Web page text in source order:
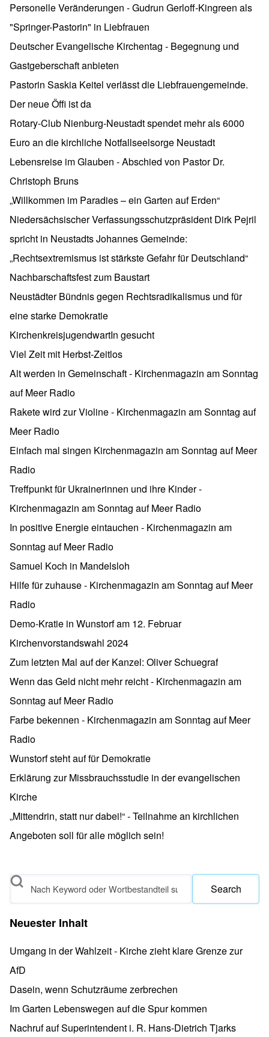
Personelle Veränderungen - Gudrun Gerloff-Kingreen als
"Springer-Pastorin" in Liebfrauen
Deutscher Evangelische Kirchentag - Begegnung und
Gastgeberschaft anbieten
Pastorin Saskia Keitel verlässt die Liebfrauengemeinde.
Der neue Öffi ist da
Rotary-Club Nienburg-Neustadt spendet mehr als 6000
Euro an die kirchliche Notfallseelsorge Neustadt
Lebensreise im Glauben - Abschied von Pastor Dr.
Christoph Bruns
„Willkommen im Paradies – ein Garten auf Erden“
Niedersächsischer Verfassungsschutzpräsident Dirk Pejril
spricht in Neustadts Johannes Gemeinde:
„Rechtsextremismus ist stärkste Gefahr für Deutschland“
Nachbarschaftsfest zum Baustart
Neustädter Bündnis gegen Rechtsradikalismus und für
eine starke Demokratie
KirchenkreisjugendwartIn gesucht
Viel Zeit mit Herbst-Zeitlos
Alt werden in Gemeinschaft - Kirchenmagazin am Sonntag
auf Meer Radio
Rakete wird zur Violine - Kirchenmagazin am Sonntag auf
Meer Radio
Einfach mal singen Kirchenmagazin am Sonntag auf Meer
Radio
Treffpunkt für Ukrainerinnen und ihre Kinder -
Kirchenmagazin am Sonntag auf Meer Radio
In positive Energie eintauchen - Kirchenmagazin am
Sonntag auf Meer Radio
Samuel Koch in Mandelsloh
Hilfe für zuhause - Kirchenmagazin am Sonntag auf Meer
Radio
Demo-Kratie in Wunstorf am 12. Februar
Kirchenvorstandswahl 2024
Zum letzten Mal auf der Kanzel: Oliver Schuegraf
Wenn das Geld nicht mehr reicht - Kirchenmagazin am
Sonntag auf Meer Radio
Farbe bekennen - Kirchenmagazin am Sonntag auf Meer
Radio
Wunstorf steht auf für Demokratie
Erklärung zur Missbrauchsstudie in der evangelischen
Kirche
„Mittendrin, statt nur dabei!“ - Teilnahme an kirchlichen
Angeboten soll für alle möglich sein!
Search
Neuester Inhalt
Umgang in der Wahlzeit - Kirche zieht klare Grenze zur
AfD
Dasein, wenn Schutzräume zerbrechen
Im Garten Lebenswegen auf die Spur kommen
Nachruf auf Superintendent i. R. Hans-Dietrich Tjarks